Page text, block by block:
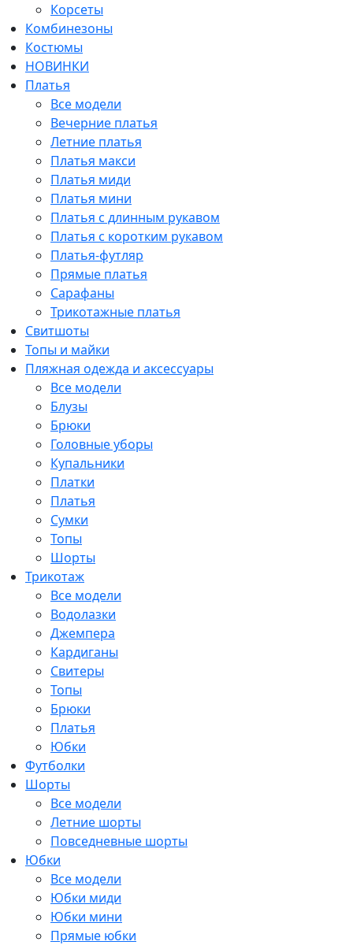
Корсеты
Комбинезоны
Костюмы
НОВИНКИ
Платья
Все модели
Вечерние платья
Летние платья
Платья макси
Платья миди
Платья мини
Платья с длинным рукавом
Платья с коротким рукавом
Платья-футляр
Прямые платья
Сарафаны
Трикотажные платья
Свитшоты
Топы и майки
Пляжная одежда и аксессуары
Все модели
Блузы
Брюки
Головные уборы
Купальники
Платки
Платья
Сумки
Топы
Шорты
Трикотаж
Все модели
Водолазки
Джемпера
Кардиганы
Свитеры
Топы
Брюки
Платья
Юбки
Футболки
Шорты
Все модели
Летние шорты
Повседневные шорты
Юбки
Все модели
Юбки миди
Юбки мини
Прямые юбки